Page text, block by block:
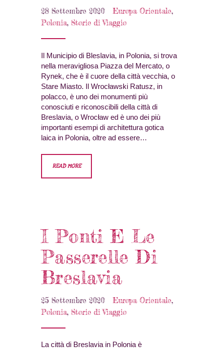
28 Settembre 2020 Europa Orientale,
Polonia, Storie di Viaggio
Il Municipio di Bleslavia, in Polonia, si trova
nella meravigliosa Piazza del Mercato, o
Rynek, che è il cuore della città vecchia, o
Stare Miasto. Il Wrocławski Ratusz, in
polacco, è uno dei monumenti più
conosciuti e riconoscibili della città di
Breslavia, o Wrocław ed è uno dei più
importanti esempi di architettura gotica
laica in Polonia, oltre ad essere…
READ MORE
I Ponti E Le
Passerelle Di
Breslavia
25 Settembre 2020 Europa Orientale,
Polonia, Storie di Viaggio
La città di Breslavia in Polonia è